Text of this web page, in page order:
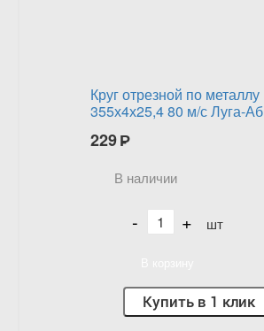
Круг отрезной по металлу
355х4х25,4 80 м/с Луга-
229Р
В наличии
- + шт
Купить в 1 клик